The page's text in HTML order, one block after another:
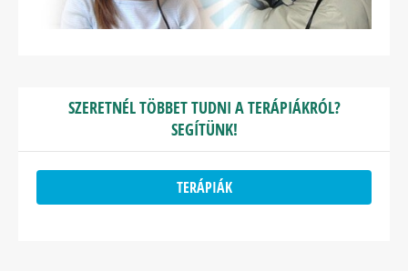
SZERETNÉL TÖBBET TUDNI A TERÁPIÁKRÓL?
SEGÍTÜNK!
TERÁPIÁK